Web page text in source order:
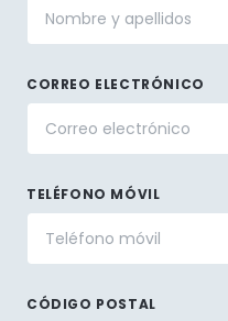
CORREO ELECTRÓNICO
TELÉFONO MÓVIL
CÓDIGO POSTAL